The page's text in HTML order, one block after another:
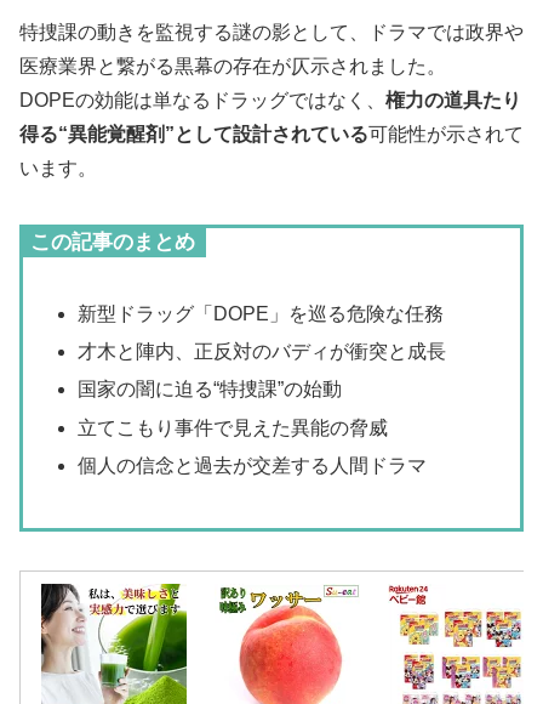
特捜課の動きを監視する謎の影として、ドラマでは政界や
医療業界と繋がる黒幕の存在が仄示されました。
DOPEの効能は単なるドラッグではなく、 権力の道具たり
得る“異能覚醒剤”として設計されている可能性が示されて
います。
この記事のまとめ
新型ドラッグ「DOPE」を巡る危険な任務
才木と陣内、正反対のバディが衝突と成長
国家の闇に迫る“特捜課”の始動
立てこもり事件で見えた異能の脅威
個人の信念と過去が交差する人間ドラマ